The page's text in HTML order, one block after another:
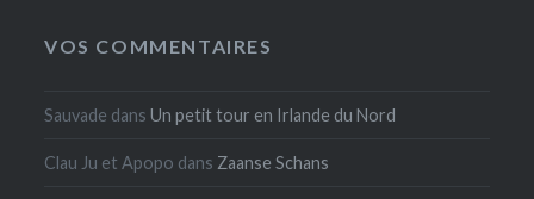
VOS COMMENTAIRES
Sauvade dansUn petit tour en Irlande du Nord
Clau Ju et Apopo dans Zaanse Schans